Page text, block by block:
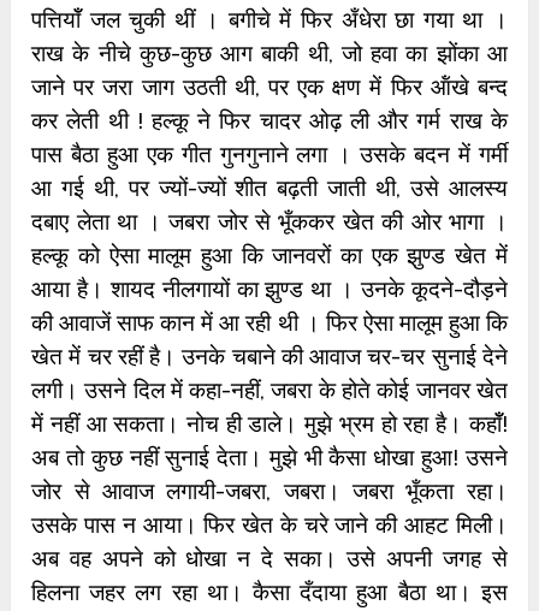
पत्तियॉँ जल चुकी थीं । बगीचे में फिर अँधेरा छा गया था ।
राख के नीचे कुछ-कुछ आग बाकी थी, जो हवा का झोंका आ
जाने पर जरा जाग उठती थी, पर एक क्षण में फिर ऑंखे बन्द
कर लेती थी ! हल्कू ने फिर चादर ओढ़ ली और गर्म राख के
पास बैठा हुआ एक गीत गुनगुनाने लगा । उसके बदन में गर्मी
आ गई थी, पर ज्यों-ज्यों शीत बढ़ती जाती थी, उसे आलस्य
दबाए लेता था । जबरा जोर से भूँककर खेत की ओर भागा ।
हल्कू को ऐसा मालूम हुआ कि जानवरों का एक झुण्ड खेत में
आया है। शायद नीलगायों का झुण्ड था । उनके कूदने-दौड़ने
की आवाजें साफ कान में आ रही थी । फिर ऐसा मालूम हुआ कि
खेत में चर रहीं है। उनके चबाने की आवाज चर-चर सुनाई देने
लगी। उसने दिल में कहा-नहीं, जबरा के होते कोई जानवर खेत
में नहीं आ सकता। नोच ही डाले। मुझे भ्रम हो रहा है। कहॉँ!
अब तो कुछ नहीं सुनाई देता। मुझे भी कैसा धोखा हुआ! उसने
जोर से आवाज लगायी-जबरा, जबरा। जबरा भूँकता रहा।
उसके पास न आया। फिर खेत के चरे जाने की आहट मिली।
अब वह अपने को धोखा न दे सका। उसे अपनी जगह से
हिलना जहर लग रहा था। कैसा दँदाया हुआ बैठा था। इस